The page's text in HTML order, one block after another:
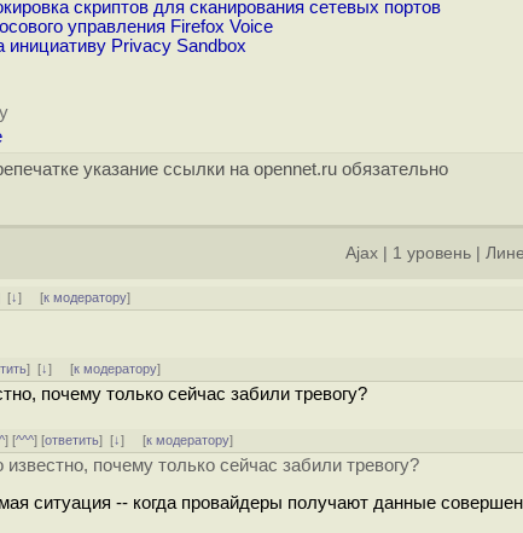
скриптов для сканирования сетевых портов
управления Firefox Voice
Privacy Sandbox
указание ссылки на opennet.ru обязательно
Ajax 1 уровень
[↓] [к модератору]
][↓] [к модератору]
почему только сейчас забили тревогу?
] [^^^] [ответить][↓] [к модератору]
почему только сейчас забили тревогу?
ситуация -- когда провайдеры получают данные